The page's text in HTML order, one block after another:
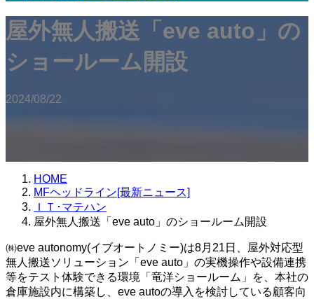
屋外無人搬送「eve auto」の
ショールーム開設
2024/08/22
HOME
MFヘッドライン[最新ニュース]
ＩＴ･マテハン
屋外無人搬送「eve auto」のショールーム開設
㈱eve autonomy(イブオートノミー)は8月21日、屋外対応型
無人搬送ソリューション「eve auto」の実機操作や設備連携
等をテスト体験できる環境「竜洋ショールーム」を、本社の
倉庫施設内に構築し、eve autoの導入を検討している顧客向